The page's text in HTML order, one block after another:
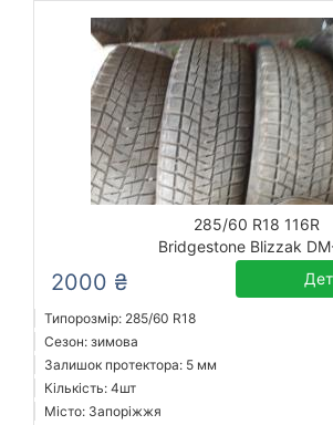
285/60 R18 116R
Bridgestone Blizzak
2000 ₴
Типорозмір: 285/60 R18
Сезон: зимова
Залишок протектора: 5 мм
Кількість: 4шт
Місто: Запоріжжя